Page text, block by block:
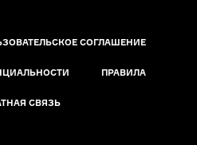
СОГЛАШЕНИЕ
ПРАВИЛА
СВЯЗЬ